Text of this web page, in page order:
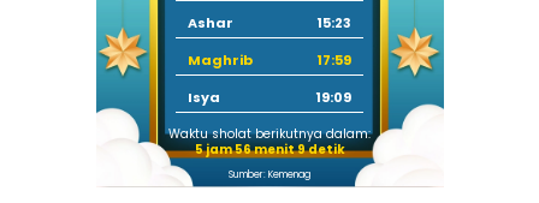
Ashar
15:23
Maghrib
17:59
Isya
19:09
Waktu sholat berikutnya dalam:
5 jam 56 menit 8 detik
Sumber: Kemenag